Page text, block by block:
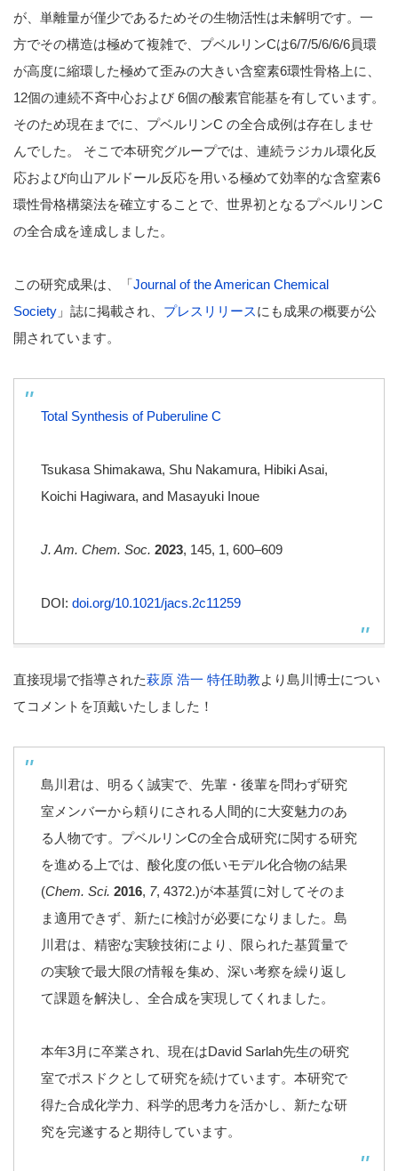
が、単離量が僅少であるためその生物活性は未解明です。一
方でその構造は極めて複雑で、プベルリンCは6/7/5/6/6/6員環
が高度に縮環した極めて歪みの大きい含窒素6環性骨格上に、
12個の連続不斉中心および 6個の酸素官能基を有しています。
そのため現在までに、プベルリンC の全合成例は存在しませ
んでした。 そこで本研究グループでは、連続ラジカル環化反
応および向山アルドール反応を用いる極めて効率的な含窒素6
環性骨格構築法を確立することで、世界初となるプベルリンC
の全合成を達成しました。
この研究成果は、「Journal of the American Chemical
Society 」誌に掲載され、 プレスリリースにも成果の概要が公
開されています。
Total Synthesis of Puberuline C
Tsukasa Shimakawa, Shu Nakamura, Hibiki Asai,
Koichi Hagiwara, and Masayuki Inoue
J. Am. Chem. Soc. 2023, 145, 1, 600–609
DOI: doi.org/10.1021/jacs.2c11259
直接現場で指導された萩原 浩一 特任助教より島川博士につい
てコメントを頂戴いたしました！
島川君は、明るく誠実で、先輩・後輩を問わず研究
室メンバーから頼りにされる人間的に大変魅力のあ
る人物です。プベルリンCの全合成研究に関する研究
を進める上では、酸化度の低いモデル化合物の結果
(Chem. Sci. 2016, 7, 4372.)が本基質に対してそのま
ま適用できず、新たに検討が必要になりました。島
川君は、精密な実験技術により、限られた基質量で
の実験で最大限の情報を集め、深い考察を繰り返し
て課題を解決し、全合成を実現してくれました。
本年3月に卒業され、現在はDavid Sarlah先生の研究
室でポスドクとして研究を続けています。本研究で
得た合成化学力、科学的思考力を活かし、新たな研
究を完遂すると期待しています。